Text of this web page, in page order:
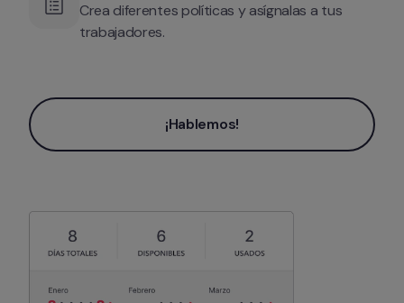
Crea diferentes políticas y asígnalas a tus
trabajadores.
¡Hablemos!